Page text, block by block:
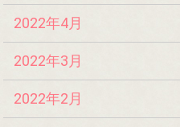
2022年4月
2022年3月
2022年2月